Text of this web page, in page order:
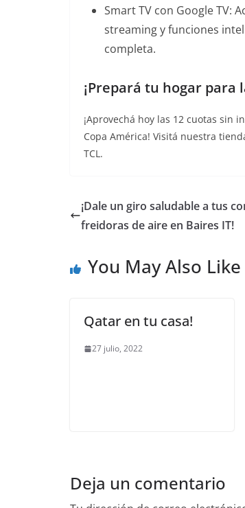
Smart TV con Google TV:
streaming y funciones
completa.
¡Prepará tu hogar para
¡Aprovechá hoy las 12 cuotas sin
Copa América! Visitá nuestra
TCL.
¡Dale un giro saludable a tus
freidoras de aire en Baires IT!
You May Also Like
Qatar en tu casa!
27 julio, 2022
Deja un comentario